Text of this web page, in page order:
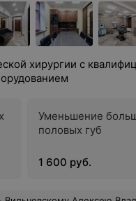
хирургии с
Уменьшение
половых губ
1 600 руб.